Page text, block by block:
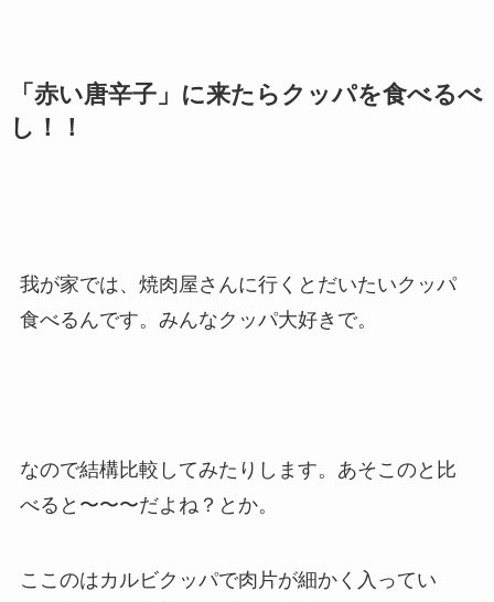
「赤い唐辛子」に来たらクッパを食べるべ
し！！
我が家では、焼肉屋さんに行くとだいたいクッパ
食べるんです。みんなクッパ大好きで。
なので結構比較してみたりします。あそこのと比
べると〜〜〜だよね？とか。
ここのはカルビクッパで肉片が細かく入ってい